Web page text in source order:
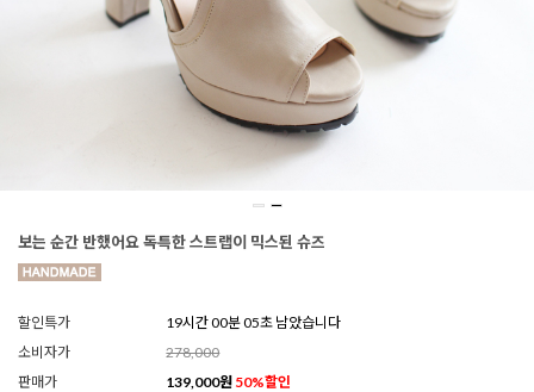
보는 순간 반했어요 독특한 스트랩이 믹스된 슈즈
할인특가
19시간 00분 03초 남았습니다
소비자가
278,000
판매가
139,000원 50%할인